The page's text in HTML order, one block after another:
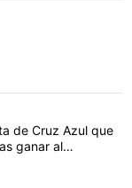
en los
los calma: El
de Cruz Azul que
ganar al